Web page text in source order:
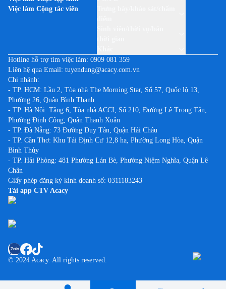
Việc làm Cộng tác viên
Hotline hỗ trợ tìm việc làm: 0909 081 359
Liên hệ qua Email: tuyendung@acacy.com.vn
Chi nhánh:
- TP. HCM: Lầu 2, Tòa nhà The Morning Star, Số 57, Quốc lộ 13,
Phường 26, Quận Bình Thạnh
- TP. Hà Nội: Tầng 6, Tòa nhà ACCI, Số 210, Đường Lê Trọng Tấn,
Phường Định Công, Quận Thanh Xuân
- TP. Đà Nẵng: 73 Đường Duy Tân, Quận Hải Châu
- TP. Cần Thơ: Khu Tái Định Cư 12,8 ha, Phường Long Hòa, Quận
Bình Thủy
- TP. Hải Phòng: 481 Phường Lán Bè, Phường Niệm Nghĩa, Quận Lê
Chân
Giấy phép đăng ký kinh doanh số: 0311183243
Tải app CTV Acacy
© 2024 Acacy. All rights reserved.